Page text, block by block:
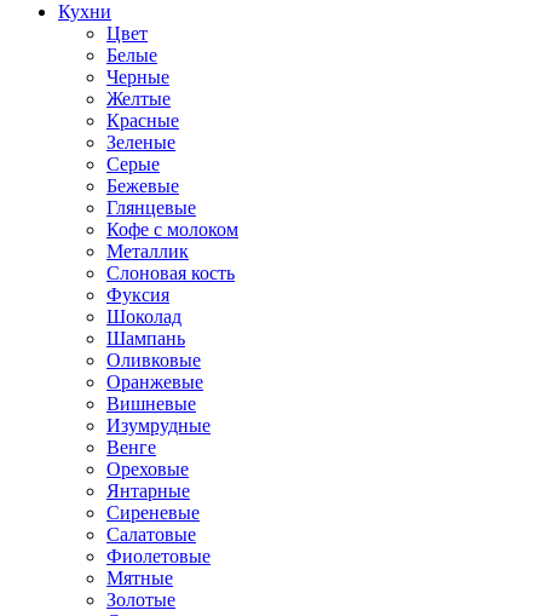
Кухни
Цвет
Белые
Черные
Желтые
Красные
Зеленые
Серые
Бежевые
Глянцевые
Кофе с молоком
Металлик
Слоновая кость
Фуксия
Шоколад
Шампань
Оливковые
Оранжевые
Вишневые
Изумрудные
Венге
Ореховые
Янтарные
Сиреневые
Салатовые
Фиолетовые
Мятные
Золотые